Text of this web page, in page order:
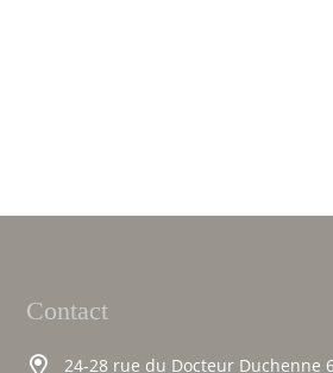
Contact
24-28 rue du Docteur Duchenne